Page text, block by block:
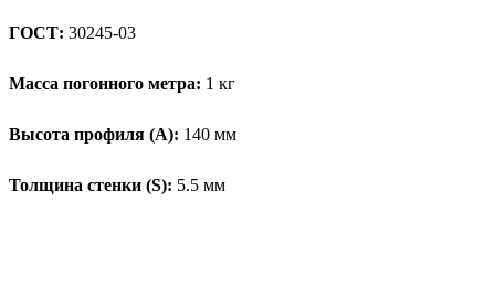
ГОСТ: 30245-03
Масса погонного метра: 1 кг
Высота профиля (А): 140 мм
Толщина стенки (S): 5.5 мм